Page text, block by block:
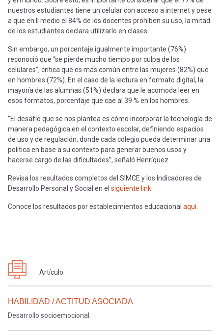
nuestros estudiantes tiene un celular con acceso a internet y pese
a que en II medio el 84% de los docentes prohíben su uso, la mitad
de los estudiantes declara utilizarlo en clases.
Sin embargo, un porcentaje igualmente importante (76%)
reconoció que “se pierde mucho tiempo por culpa de los
celulares”, crítica que es más común entre las mujeres (82%) que
en hombres (72%). En el caso de la lectura en formato digital, la
mayoría de las alumnas (51%) declara que le acomoda leer en
esos formatos, porcentaje que cae al 39 % en los hombres.
“El desafío que se nos plantea es cómo incorporar la tecnología de
manera pedagógica en el contexto escolar, definiendo espacios
de uso y de regulación, donde cada colegio pueda determinar una
política en base a su contexto para generar buenos usos y
hacerse cargo de las dificultades”, señaló Henríquez.
Revisa los resultados completos del SIMCE y los Indicadores de
Desarrollo Personal y Social en el siguiente link
Conoce los resultados por establecimientos educacional aquí.
Artículo
HABILIDAD / ACTITUD ASOCIADA
Desarrollo socioemocional